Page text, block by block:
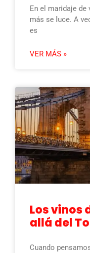
En el maridaje de
más se luce. A
es
VER MÁS »
Los vinos
allá del
Cuando